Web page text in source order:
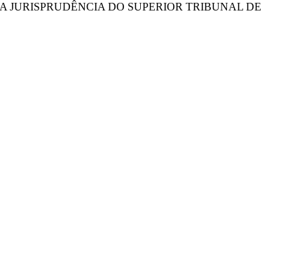
JURISPRUDÊNCIA DO SUPERIOR TRIBUNAL DE